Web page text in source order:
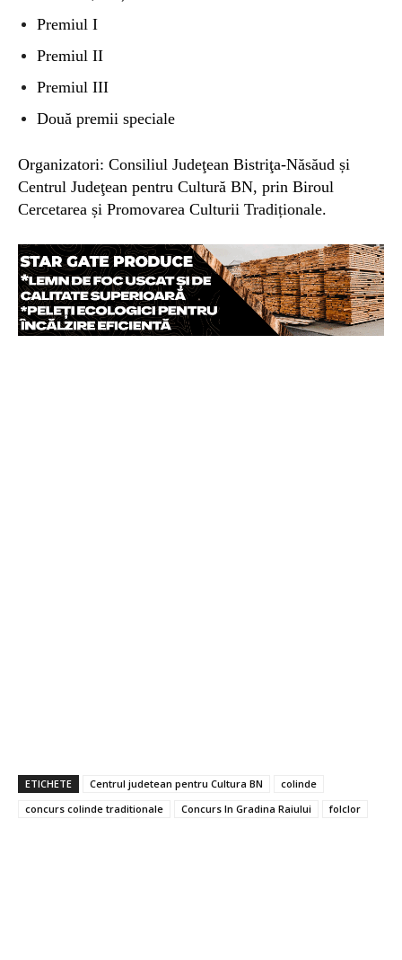
Premiul I
Premiul II
Premiul III
Două premii speciale
Organizatori: Consiliul Judeţean Bistriţa-Năsăud și
Centrul Judeţean pentru Cultură BN, prin Biroul
Cercetarea și Promovarea Culturii Tradiționale.
ETICHETE Centrul judetean pentru Cultura BN
colinde
concurs colinde traditionale
Concurs In Gradina Raiului folclor